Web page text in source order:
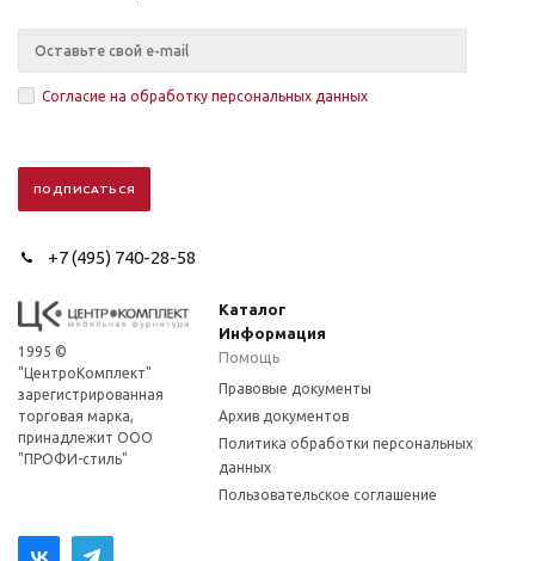
Согласие на обработку персональных данных
+7 (495) 740-28-58
1995 ©
"ЦентроКомплект"
зарегистрированная
торговая марка,
принадлежит ООО
"ПРОФИ-стиль"
Каталог
Информация
Помощь
Правовые документы
Архив документов
Политика обработки персональных
данных
Пользовательское соглашение